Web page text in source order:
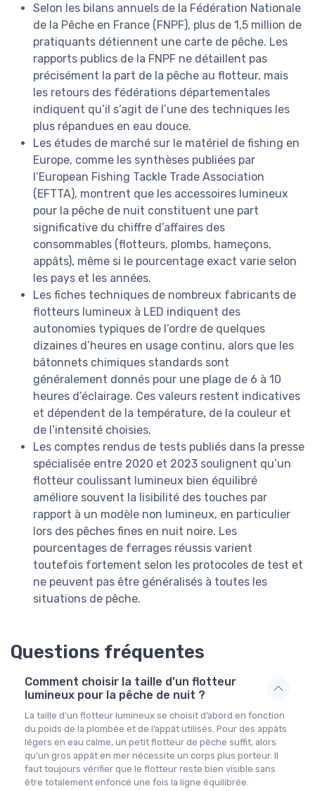
Selon les bilans annuels de la Fédération Nationale
de la Pêche en France (FNPF), plus de 1,5 million de
pratiquants détiennent une carte de pêche. Les
rapports publics de la FNPF ne détaillent pas
précisément la part de la pêche au flotteur, mais
les retours des fédérations départementales
indiquent qu’il s’agit de l’une des techniques les
plus répandues en eau douce.
Les études de marché sur le matériel de fishing en
Europe, comme les synthèses publiées par
l’European Fishing Tackle Trade Association
(EFTTA), montrent que les accessoires lumineux
pour la pêche de nuit constituent une part
significative du chiffre d’affaires des
consommables (flotteurs, plombs, hameçons,
appâts), même si le pourcentage exact varie selon
les pays et les années.
Les fiches techniques de nombreux fabricants de
flotteurs lumineux à LED indiquent des
autonomies typiques de l’ordre de quelques
dizaines d’heures en usage continu, alors que les
bâtonnets chimiques standards sont
généralement donnés pour une plage de 6 à 10
heures d’éclairage. Ces valeurs restent indicatives
et dépendent de la température, de la couleur et
de l’intensité choisies.
Les comptes rendus de tests publiés dans la presse
spécialisée entre 2020 et 2023 soulignent qu’un
flotteur coulissant lumineux bien équilibré
améliore souvent la lisibilité des touches par
rapport à un modèle non lumineux, en particulier
lors des pêches fines en nuit noire. Les
pourcentages de ferrages réussis varient
toutefois fortement selon les protocoles de test et
ne peuvent pas être généralisés à toutes les
situations de pêche.
Questions fréquentes
Comment choisir la taille d’un flotteur
lumineux pour la pêche de nuit ?
La taille d’un flotteur lumineux se choisit d’abord en fonction
du poids de la plombée et de l’appât utilisés. Pour des appâts
légers en eau calme, un petit flotteur de pêche suffit, alors
qu’un gros appât en mer nécessite un corps plus porteur. Il
faut toujours vérifier que le flotteur reste bien visible sans
être totalement enfoncé une fois la ligne équilibrée.